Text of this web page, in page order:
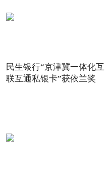
民生银行“京津冀一体化互
联互通私银卡”获依兰奖